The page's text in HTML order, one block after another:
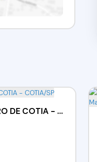
GALPÃO - 200m² - CENTRO DE COTIA - COTIA/SP